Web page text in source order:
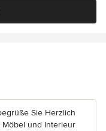
Sternen
Sie Herzlich
Möbel und Interieur